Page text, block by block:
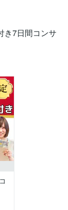
き7日間コンサ